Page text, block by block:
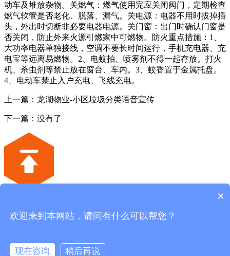
动车及堆放杂物。关燃气：燃气使用完应关闭阀门，定期检查
燃气软管是否老化、脱落、漏气。关电源：电器不用时拔掉插
头，外出时切断非必要电器电源。关门窗：出门时确认门窗是
否关闭，防止外来火源引燃家中可燃物。‌防火重点措施：1、
大功率电器单独接线，空调不要长时间运行，手机充电器、充
电宝等远离易燃物。2、电蚊拍、喷雾剂不得一起存放。打火
机、杀虫剂等禁止放在窗台、车内。3、‌蚊香置于金属托盘。
4、电动车禁止入户充电、飞线充电。
上一篇：龙湖物业-小区垃圾分类语音宣传
下一篇：没有了
联系电话： 4008-122-919
器人智造产业园6栋2楼
×
欢迎来到本网站，请问有什么可以帮您？
现在咨询 稍后再说